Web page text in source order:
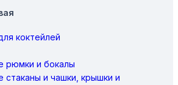
коктейлей
рюмки и бокалы
стаканы и чашки, крышки и